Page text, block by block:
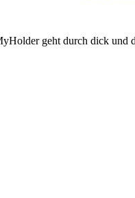
geht durch dick und